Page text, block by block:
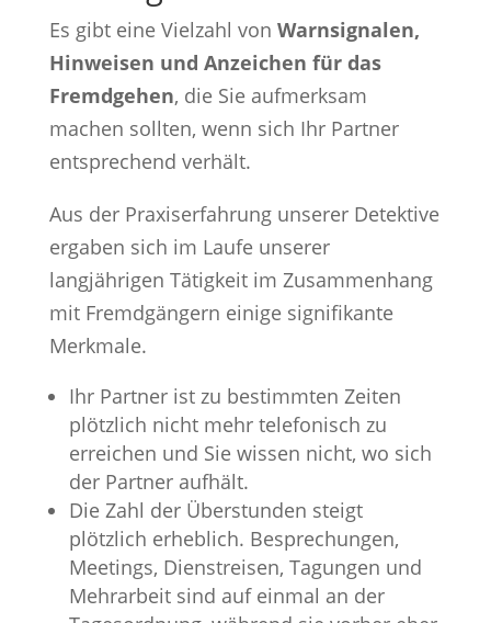
Es gibt eine Vielzahl von Warnsignalen,
Hinweisen und Anzeichen für das
Fremdgehen, die Sie aufmerksam
machen sollten, wenn sich Ihr Partner
entsprechend verhält.
Aus der Praxiserfahrung unserer Detektive
ergaben sich im Laufe unserer
langjährigen Tätigkeit im Zusammenhang
mit Fremdgängern einige signifikante
Merkmale.
Ihr Partner ist zu bestimmten Zeiten
plötzlich nicht mehr telefonisch zu
erreichen und Sie wissen nicht, wo sich
der Partner aufhält.
Die Zahl der Überstunden steigt
plötzlich erheblich. Besprechungen,
Meetings, Dienstreisen, Tagungen und
Mehrarbeit sind auf einmal an der